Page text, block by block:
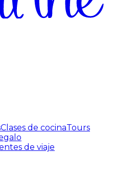
Clases de cocinaTours
de viaje